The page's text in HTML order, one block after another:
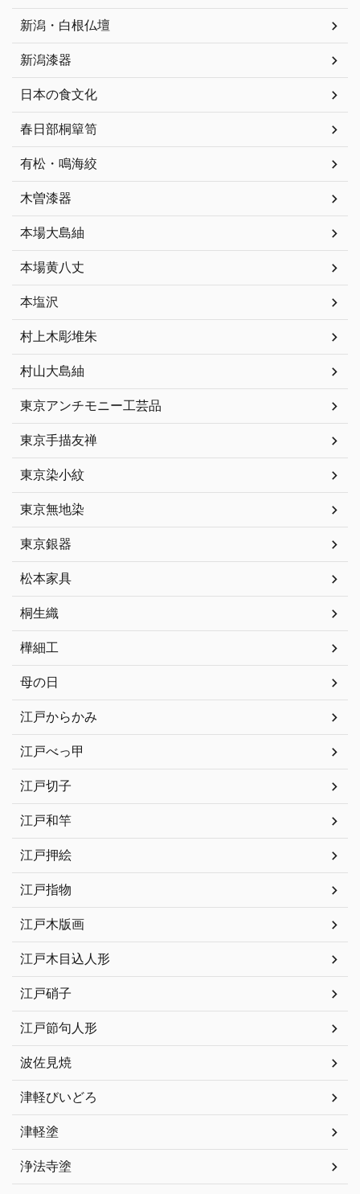
新潟・白根仏壇
新潟漆器
日本の食文化
春日部桐簞笥
有松・鳴海絞
木曽漆器
本場大島紬
本場黄八丈
本塩沢
村上木彫堆朱
村山大島紬
東京アンチモニー工芸品
東京手描友禅
東京染小紋
東京無地染
東京銀器
松本家具
桐生織
樺細工
母の日
江戸からかみ
江戸べっ甲
江戸切子
江戸和竿
江戸押絵
江戸指物
江戸木版画
江戸木目込人形
江戸硝子
江戸節句人形
波佐見焼
津軽びいどろ
津軽塗
浄法寺塗